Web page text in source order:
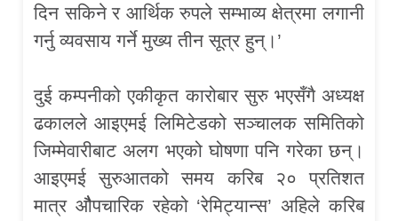
दिन सकिने र आर्थिक रुपले सम्भाव्य क्षेत्रमा लगानी
गर्नु व्यवसाय गर्ने मुख्य तीन सूत्र हुन्।’
दुई कम्पनीको एकीकृत कारोबार सुरु भएसँगै अध्यक्ष
ढकालले आइएमई लिमिटेडको सञ्चालक समितिको
जिम्मेवारीबाट अलग भएको घोषणा पनि गरेका छन्।
आइएमई सुरुआतको समय करिब २० प्रतिशत
मात्र औैपचारिक रहेको ‘रेमिट्यान्स’ अहिले करिब